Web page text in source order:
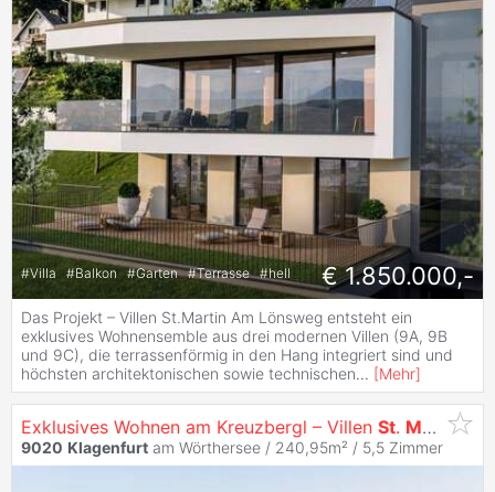
#Villa #Balkon #Garten #Terrasse #hell € 1.850.000,-
Das Projekt – Villen St.Martin Am Lönsweg entsteht ein
exklusives Wohnensemble aus drei modernen Villen (9A, 9B
und 9C), die terrassenförmig in den Hang integriert sind und
höchsten architektonischen sowie technischen... [Mehr]
Exklusives Wohnen am Kreuzbergl – Villen St. Martin mit
9020 Klagenfurt am Wörthersee / 240,95m² / 5,5 Zimmer